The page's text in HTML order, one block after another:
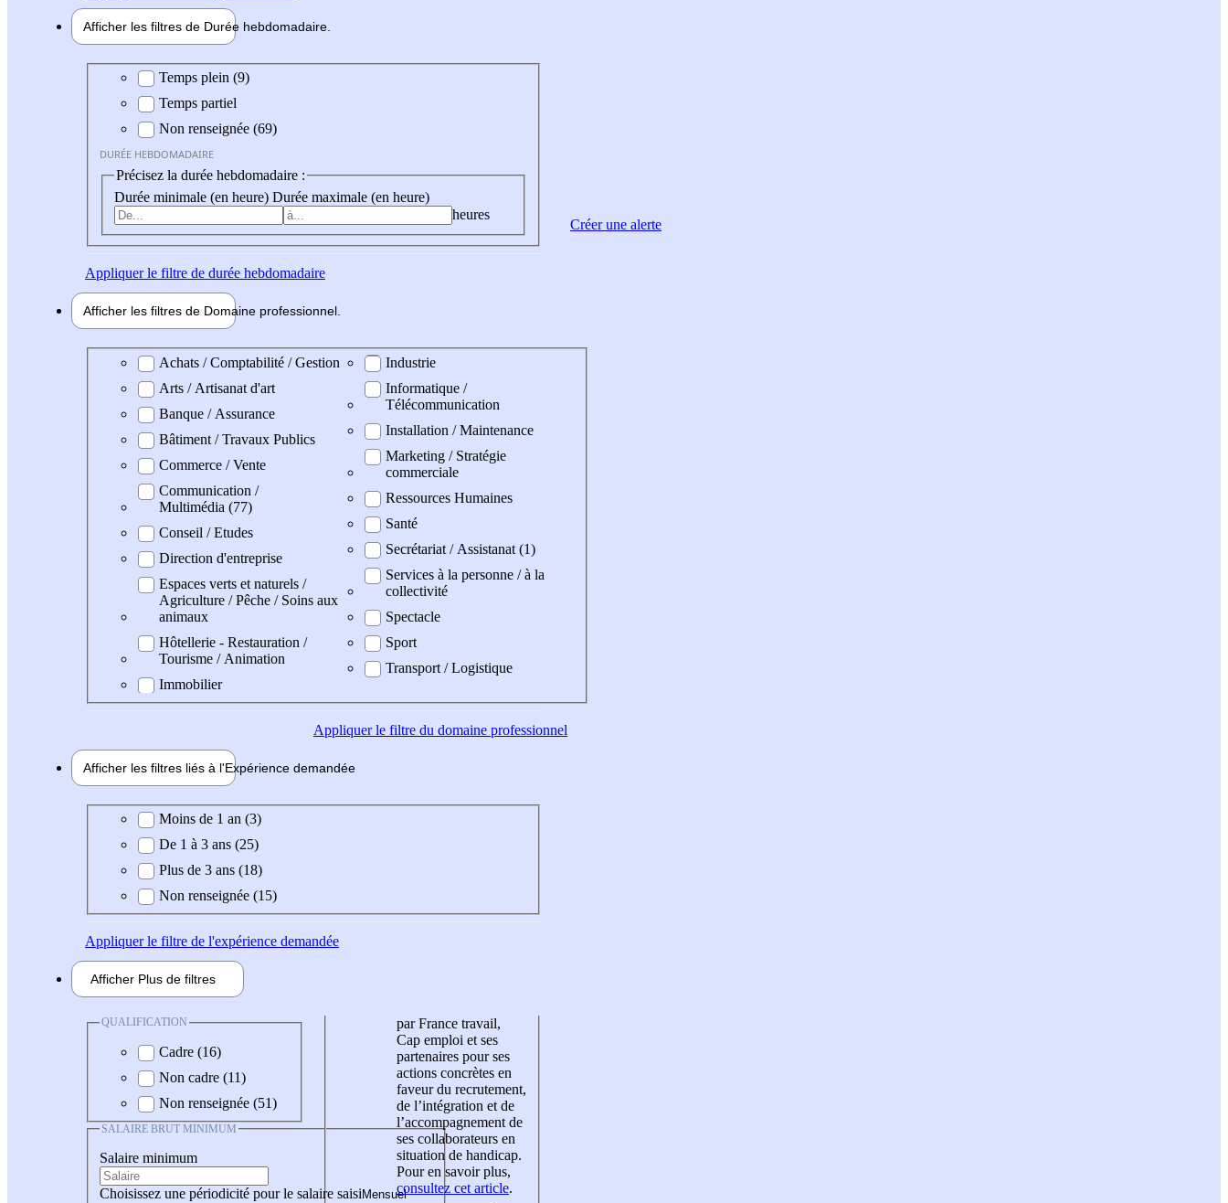
Afficher les filtres de Durée hebdomadaire
Durée hebdomadaire
Temps plein (9)
Temps partiel
Non renseignée (69)
DURÉE HEBDOMADAIRE
Précisez la durée hebdomadaire :
Durée minimale (en heure) Durée maximale (en heure)
heures
Appliquerle filtre de durée hebdomadaire
Afficher les filtres de Domaine professionnel
Domaine professionel
Achats / Comptabilité / Gestion
Arts / Artisanat d'art
Banque / Assurance
Bâtiment / Travaux Publics
Commerce / Vente
Communication /
Multimédia (77)
Conseil / Etudes
Direction d'entreprise
Espaces verts et naturels /
Agriculture / Pêche / Soins aux
animaux
Hôtellerie - Restauration /
Tourisme / Animation
Immobilier
Industrie
Informatique /
Télécommunication
Installation / Maintenance
Marketing / Stratégie
commerciale
Ressources Humaines
Santé
Secrétariat / Assistanat (1)
Services à la personne / à la
collectivité
Spectacle
Sport
Transport / Logistique
Appliquerle filtre du domaine professionnel
Afficher les filtres liés à l'Expérience demandée
Expérience demandée
Moins de 1 an (3)
De 1 à 3 ans (25)
Plus de 3 ans (18)
Non renseignée (15)
Appliquerle filtre de l'expérience demandée
Afficher Plus de filtres
QUALIFICATION
Cadre (16)
Non cadre (11)
Non renseignée (51)
SALAIRE BRUT MINIMUM
Salaire minimum
Choisissez une périodicité pour le salaire saisi
par France travail,
Cap emploi et ses
partenaires pour ses
actions concrètes en
faveur du recrutement,
de l’intégration et de
l’accompagnement de
ses collaborateurs en
situation de handicap.
Pour en savoir plus,
consultez cet article.
Créer une alerte